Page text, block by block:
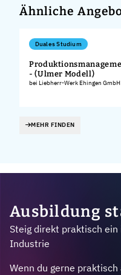
Ähnliche
Duales Studium
- (Ulmer Modell)
bei Liebherr-Werk Ehingen GmbH
MEHR FINDEN
Ausbildung
Steig direkt praktisch
Industrie
Wenn du gerne